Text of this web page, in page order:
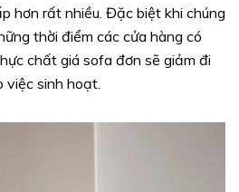
hơn rất nhiều. Đặc biệt khi chúng
thời điểm các cửa hàng có
chất giá sofa đơn sẽ giảm đi
việc sinh hoạt.